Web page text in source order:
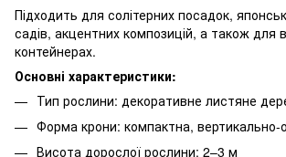
Підходить для солітерних посадок,
садів, акцентних композицій, а також для
контейнерах.
Основні характеристики:
Тип рослини: декоративне листяне
Форма крони: компактна, вертикально-
Висота дорослої рослини: 2–3 м